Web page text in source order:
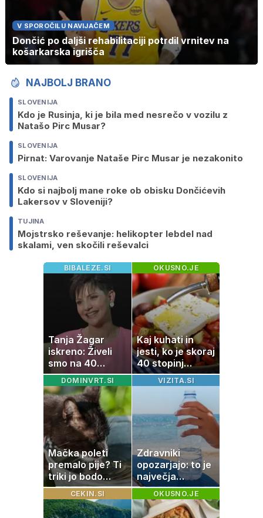
V SPOROČILU NAVIJAČEM
Dončić po daljši rehabilitaciji potrdil vrnitev na
košarkarska igrišča
NAJBOLJ BRANO
SLOVENIJA
Kdo je Rusinja, ki je bila med nesrečo v vozilu z
Natašo Pirc Musar?
SLOVENIJA
Pirnat: Varovanje Nataše Pirc Musar je nezakonito
SLOVENIJA
Kdo si najbolj mane roke ob obisku Dončićevih
Lakersov v Sloveniji?
TUJINA
Mojstrsko reševanje: helikopter lebdel nad
skalami, ven skočili reševalci
BIBALEZE.SI
Tanja Žagar
iskreno: Živeli
smo na 40
kvadratih, a
imela sem vse,
kar otrok
potrebuje
OKUSNO.JE
Kaj kuhati in
jesti, ko je skoraj
40 stopinj
Celzija: 5 kosil
brez prižiganja
DOMINVRT.SI
Mačka poleti
premalo pije? Ti
triki jo bodo
spodbudili, da
zaužije več vode
VIZITA.SI
Zdravniki
opozarjajo: to je
največja
napaka, ki jo
ljudje delajo med
vročino
CEKIN.SI OKUSNO.JE